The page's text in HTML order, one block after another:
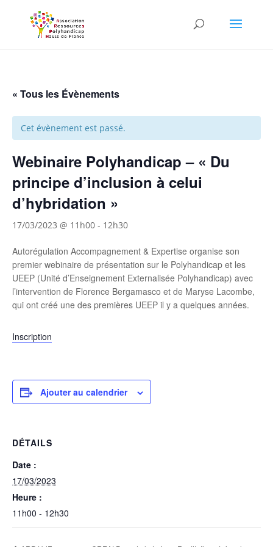
« Tous les Évènements
Cet évènement est passé.
Webinaire Polyhandicap – « Du
principe d’inclusion à celui
d’hybridation »
17/03/2023 @ 11h00 - 12h30
Autorégulation Accompagnement & Expertise organise son
premier webinaire de présentation sur le Polyhandicap et les
UEEP (Unité d’Enseignement Externalisée Polyhandicap) avec
l’intervention de Florence Bergamasco et de Maryse Lacombe,
qui ont créé une des premières UEEP il y a quelques années.
Inscription
Ajouter au calendrier
DÉTAILS
Date :
17/03/2023
Heure :
11h00 - 12h30